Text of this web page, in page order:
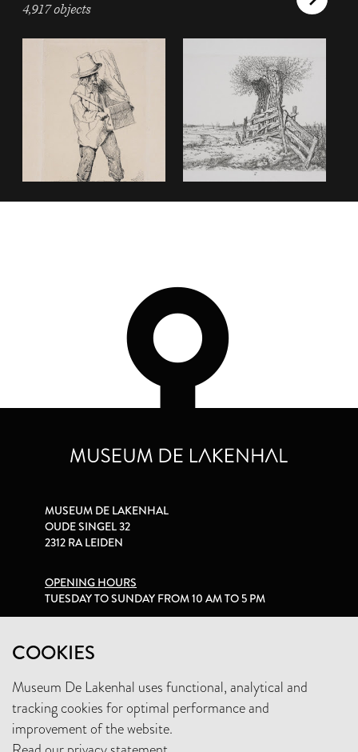
4,917 objects
COOKIES
Museum De Lakenhal uses functional, analytical and
tracking cookies for optimal performance and
improvement of the website.
MUSEUM DE LAKENHAL
OUDE SINGEL 32
2312 RA LEIDEN
OPENING HOURS
TUESDAY TO SUNDAY FROM 10 AM TO 5 PM
+31 (0)71 5165360
INFO@LAKENHAL.NL